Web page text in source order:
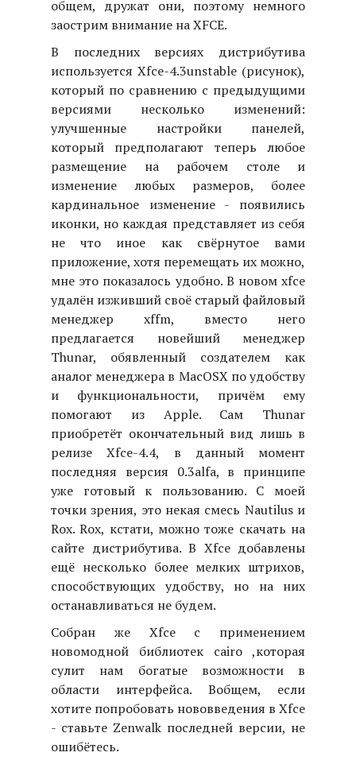
общем, дружат они, поэтому немного
заострим внимание на XFCE.
В последних версиях дистрибутива
используется Xfce-4.3unstable (рисунок),
который по сравнению с предыдущими
версиями несколько изменений:
улучшенные настройки панелей,
который предполагают теперь любое
размещение на рабочем столе и
изменение любых размеров, более
кардинальное изменение - появились
иконки, но каждая представляет из себя
не что иное как свёрнутое вами
приложение, хотя перемещать их можно,
мне это показалось удобно. В новом xfce
удалён изживший своё старый файловый
менеджер xffm, вместо него
предлагается новейший менеджер
Thunar, обявленный создателем как
аналог менеджера в MacOSX по удобству
и функциональности, причём ему
помогают из Apple. Сам Thunar
приобретёт окончательный вид лишь в
релизе Xfce-4.4, в данный момент
последняя версия 0.3alfa, в принципе
уже готовый к пользованию. С моей
точки зрения, это некая смесь Nautilus и
Rox. Rox, кстати, можно тоже скачать на
сайте дистрибутива. В Xfce добавлены
ещё несколько более мелких штрихов,
способствующих удобству, но на них
останавливаться не будем.
Собран же Xfce с применением
новомодной библиотек cairo ,которая
сулит нам богатые возможности в
области интерфейса. Вобщем, если
хотите попробовать нововведения в Xfce
- ставьте Zenwalk последней версии, не
ошибётесь.